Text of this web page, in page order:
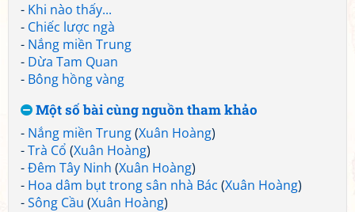
- Khi nào thấy...
- Chiếc lược ngà
- Nắng miền Trung
- Dừa Tam Quan
- Bông hồng vàng
Một số bài cùng nguồn tham khảo
- Nắng miền Trung(Xuân Hoàng)
-Trà Cổ (Xuân Hoàng)
-Đêm Tây Ninh (Xuân Hoàng)
- Hoa dâm bụt trong sân nhà Bác (Xuân Hoàng)
-Sông Cầu (Xuân Hoàng)